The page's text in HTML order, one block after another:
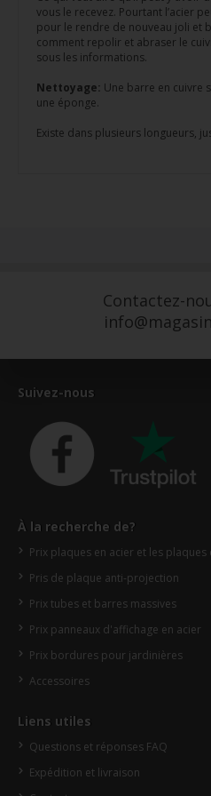
vous le recevez. Pourtant l’acier
pour le rendre de nouveau joli et
comment repolir et abraser le
sous les informations.
Nettoyage: Une barre en cuivre
une éponge.
Existe dans plusieurs longueurs,
Contactez-
Suivez-nous
À la recherche de?
Prix plaques en acier et les plaques
Pris de plaque anti-projection
Prix tubes et barres massives
Prix panneaux d'affichage en acier
Prix bordures pour jardinières
Accessoires
Liens utiles
Questions et réponses FAQ
Expédition et livraison